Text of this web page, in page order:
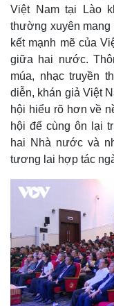
3
5
Việt Nam tại Lào
thường xuyên
kết mạnh mẽ của
giữa hai nước.
múa, nhạc truyền
diễn, khán giả Việt
hội hiểu rõ hơn về
hội để cùng ôn lại
hai Nhà nước và
tương lai hợp tác